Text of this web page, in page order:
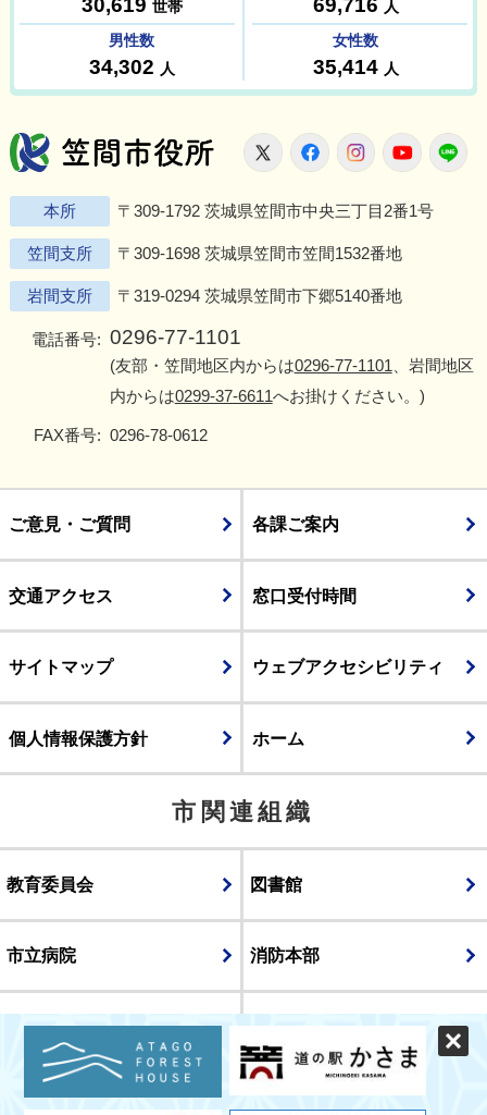
笠間市役所
X FacebookInstagram
本所 〒309-1792 茨城県笠間市中央三丁目2番1号
笠間支所 〒309-1698 茨城県笠間市笠間1532番地
岩間支所 〒319-0294 茨城県笠間市下郷5140番地
電話番号: 0296-77-1101
(友部・笠間地区内からは0296-77-1101 、岩間地区
内からは0299-37-6611へお掛けください。)
FAX番号: 0296-78-0612
ご意見・ご質問 各課ご案内
交通アクセス 窓口受付時間
サイトマップ ウェブアクセシビリティ
個人情報保護方針 ホーム
市関連組織
教育委員会 図書館
市立病院 消防本部
議会
表示 スマートフォン版 パソコン版